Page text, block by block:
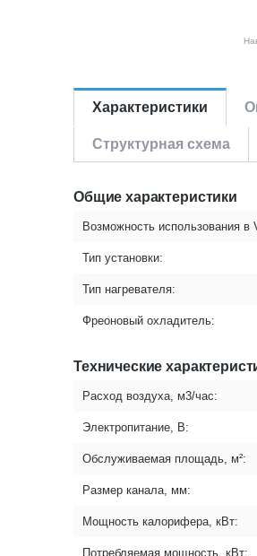
Характеристики
Структурная схема
Общие характеристики
Возможность использования в
Тип установки:
Тип нагревателя:
Фреоновый охладитель:
Технические
Расход воздуха, м3/час:
Электропитание, В:
Обслуживаемая площадь, м²:
Размер канала, мм:
Мощность калорифера, кВт:
Потребляемая мощность, кВт: